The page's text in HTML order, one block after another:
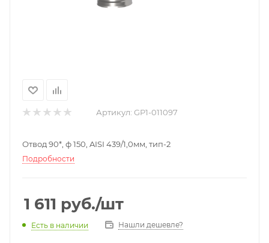
Артикул: GP1-011097
Отвод 90*, ф 150, AISI 439/1,0мм, тип-2
Подробности
1 611 руб./шт
Есть в наличии Нашли дешевле?